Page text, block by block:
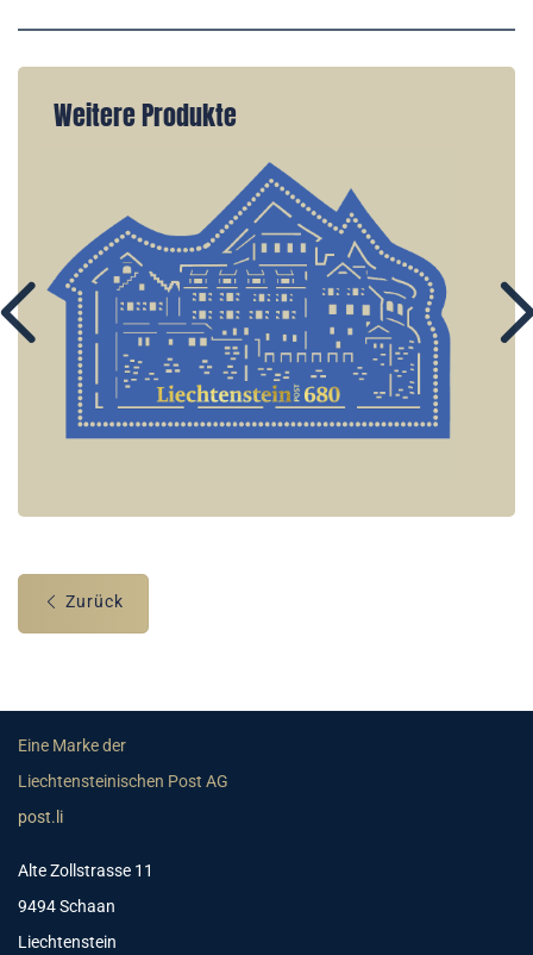
Weitere Produkte
Zurück
Eine Marke der
Liechtensteinischen Post AG
post.li
Alte Zollstrasse 11
9494 Schaan
Liechtenstein